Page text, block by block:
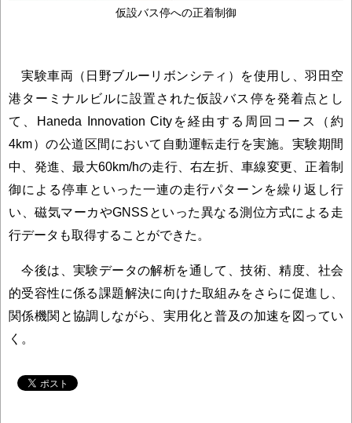
仮設バス停への正着制御
実験車両（日野ブルーリボンシティ）を使用し、羽田空
港ターミナルビルに設置された仮設バス停を発着点とし
て、Haneda Innovation Cityを経由する周回コース（約
4km）の公道区間において自動運転走行を実施。実験期間
中、発進、最大60km/hの走行、右左折、車線変更、正着制
御による停車といった一連の走行パターンを繰り返し行
い、磁気マーカやGNSSといった異なる測位方式による走
行データも取得することができた。
今後は、実験データの解析を通して、技術、精度、社会
的受容性に係る課題解決に向けた取組みをさらに促進し、
関係機関と協調しながら、実用化と普及の加速を図ってい
く。